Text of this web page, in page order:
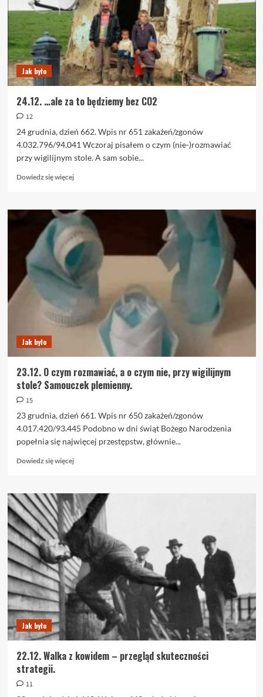
relaks.
Jak było
24.12. …ale za to będziemy bez CO2
12
24 grudnia, dzień 662. Wpis nr 651 zakażeń/zgonów
4.032.796/94.041 Wczoraj pisałem o czym (nie-)rozmawiać
przy wigilijnym stole. A sam sobie...
Dowiedz się więcejDowiedz
o
24.12.
ale
to
będziemy
bez
CO2
Jak było
23.12. O czym rozmawiać, a o czym nie, przy wigilijnym
stole? Samouczek plemienny.
15
23 grudnia, dzień 661. Wpis nr 650 zakażeń/zgonów
4.017.420/93.445 Podobno w dni świąt Bożego Narodzenia
popełnia się najwięcej przestępstw, głównie...
Dowiedz się więcejDowiedz
o
23.12.
O
czym
rozmawiać,
o
czym
nie,
przy
wigilijnym
stole?
Samouczek
plemienny.
Jak było
22.12. Walka z kowidem – przegląd skuteczności
strategii.
11